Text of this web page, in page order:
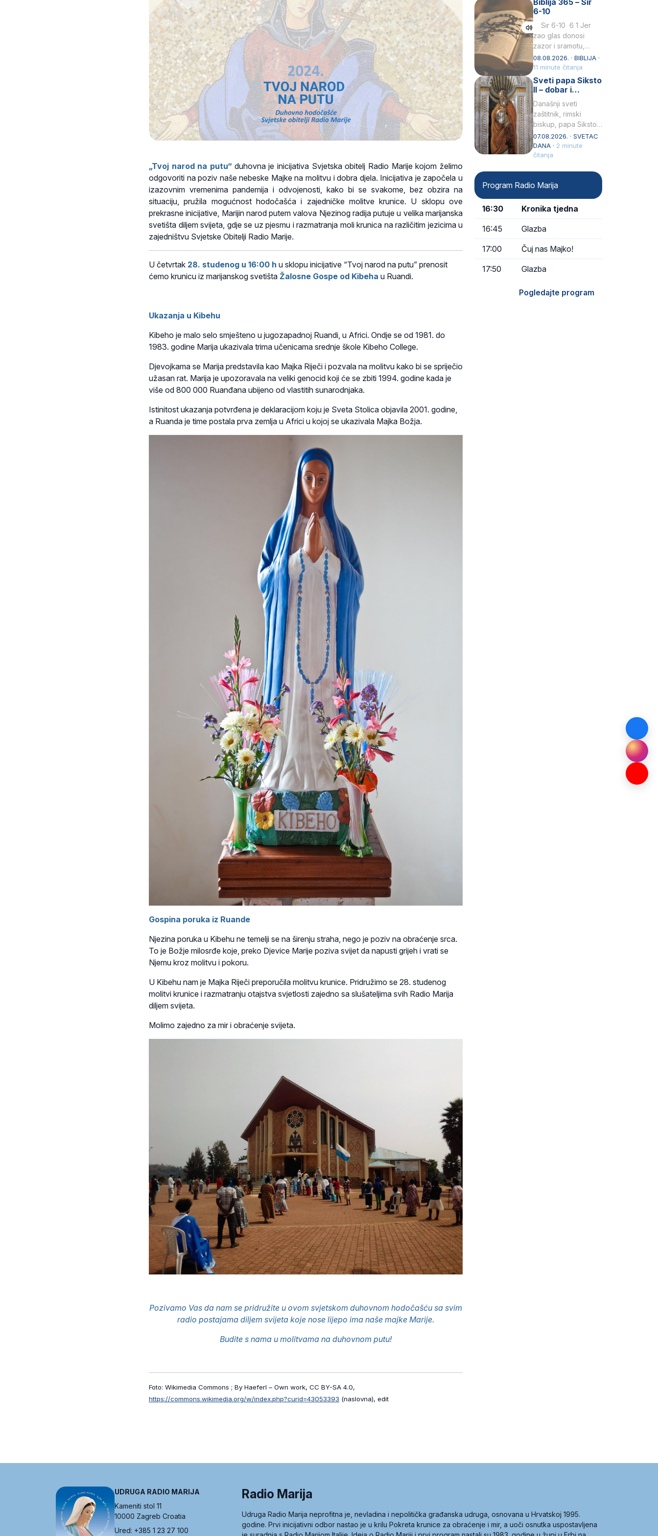
„Tvoj narod na putu“ duhovna je inicijativa Svjetska obitelj Radio Marije kojom želimo
odgovoriti na poziv naše nebeske Majke na molitvu i dobra djela. Inicijativa je započela u
izazovnim vremenima pandemija i odvojenosti, kako bi se svakome, bez obzira na
situaciju, pružila mogućnost hodočašća i zajedničke molitve krunice. U sklopu ove
prekrasne inicijative, Marijin narod putem valova Njezinog radija putuje u velika marijanska
svetišta diljem svijeta, gdje se uz pjesmu i razmatranja moli krunica na različitim jezicima u
zajedništvu Svjetske Obitelji Radio Marije.
U četvrtak 28. studenog u 16:00 h u sklopu inicijative “Tvoj narod na putu” prenosit
ćemo krunicu iz marijanskog svetišta Žalosne Gospe od Kibeha u Ruandi.
Ukazanja u Kibehu
Kibeho je malo selo smješteno u jugozapadnoj Ruandi, u Africi. Ondje se od 1981. do
1983. godine Marija ukazivala trima učenicama srednje škole Kibeho College.
Djevojkama se Marija predstavila kao Majka Riječi i pozvala na molitvu kako bi se spriječio
užasan rat. Marija je upozoravala na veliki genocid koji će se zbiti 1994. godine kada je
više od 800 000 Ruanđana ubijeno od vlastitih sunarodnjaka.
Istinitost ukazanja potvrđena je deklaracijom koju je Sveta Stolica objavila 2001. godine,
a Ruanda je time postala prva zemlja u Africi u kojoj se ukazivala Majka Božja.
Gospina poruka iz Ruande
Njezina poruka u Kibehu ne temelji se na širenju straha, nego je poziv na obraćenje srca.
To je Božje milosrđe koje, preko Djevice Marije poziva svijet da napusti grijeh i vrati se
Njemu kroz molitvu i pokoru.
U Kibehu nam je Majka Riječi preporučila molitvu krunice. Pridružimo se 28. studenog
molitvi krunice i razmatranju otajstva svjetlosti zajedno sa slušateljima svih Radio Marija
diljem svijeta.
Molimo zajedno za mir i obraćenje svijeta.
Pozivamo Vas da nam se pridružite u ovom svjetskom duhovnom hodočašću sa svim
radio postajama diljem svijeta koje nose lijepo ima naše majke Marije.
Budite s nama u molitvama na duhovnom putu!
Foto: Wikimedia Commons ; By Haeferl – Own work, CC BY-SA 4.0,
https://commons.wikimedia.org/w/index.php?curid=43053393 (naslovna), edit
Praedicatorum – OP).
Svojim životom,
dubokom ljubavlju
prema Kristu…
Biblija 365 – Sir
6-10
Sir 6-10 6 1 Jer
zao glas donosi
zazor i sramotu,
kako to biva
grešniku
licemjernom.2 Ne
predaj se u…
08.08.2026. · BIBLIJA ·
11 minute čitanja
Sveti papa Siksto
II – dobar i
miroljubiv pastir
Današnji sveti
zaštitnik, rimski
biskup, papa Siksto
(Sixtus) II, prema
knjizi Liber
Pontificalis bio je
Obnovio je odnose s
afričkim…
07.08.2026. · SVETAC
DANA · 2 minute
čitanja
Program Radio Marija
16:30 Kronika tjedna
16:45 Glazba
17:00 Čuj nas Majko!
17:50 Glazba
Pogledajte program
UDRUGA RADIO MARIJA
Kameniti stol 11
10000 Zagreb Croatia
Ured: +385 1 23 27 100
Radio Marija
Udruga Radio Marija neprofitna je, nevladina i nepolitička građanska udruga, osnovana u Hrvatskoj 1995.
godine. Prvi inicijativni odbor nastao je u krilu Pokreta krunice za obraćenje i mir, a uoči osnutka uspostavljena